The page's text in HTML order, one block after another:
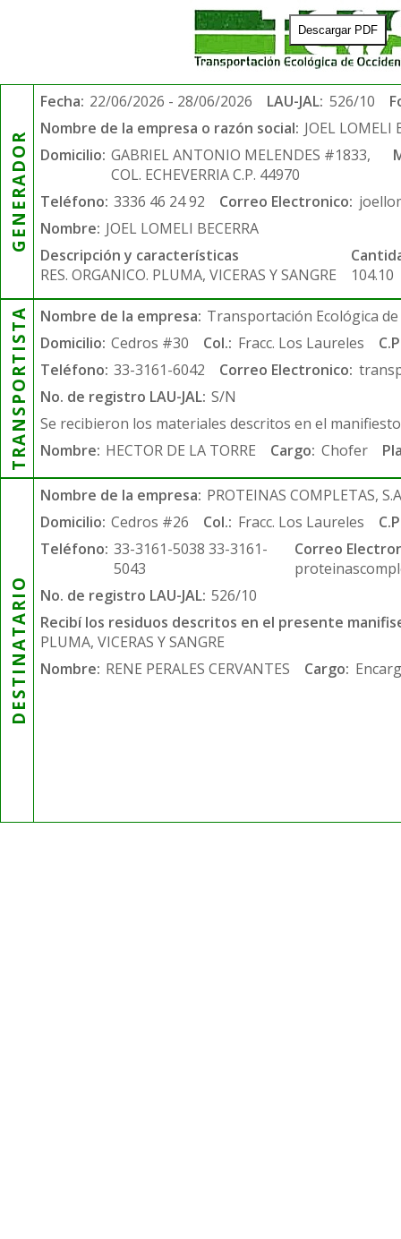
Descargar PDF
GENERADOR
Fecha: 22/06/2026 - 28/06/2026 LAU-JAL: 526/10
Nombre de la empresa o razón social: JOEL LOMELI
Domicilio: GABRIEL ANTONIO MELENDES #1833,
COL. ECHEVERRIA C.P. 44970
Teléfono: 3336 46 24 92 Correo Electronico:
Nombre: JOEL LOMELI BECERRA
Descripción y características
RES. ORGANICO. PLUMA, VICERAS Y SANGRE
104.10
TRANSPORTISTA Nombre de la empresa: Transportación Ecológica de
Domicilio: Cedros #30 Col.: Fracc. Los Laureles
Teléfono: 33-3161-6042 Correo Electronico:
No. de registro LAU-JAL: S/N
Se recibieron los materiales descritos en el
Nombre: HECTOR DE LA TORRE Cargo: Chofer
DESTINATARIO
Nombre de la empresa: PROTEINAS COMPLETAS,
Domicilio: Cedros #26 Col.: Fracc. Los Laureles
Teléfono: 33-3161-5038 33-3161-
5043
Correo
No. de registro LAU-JAL: 526/10
Recibí los residuos descritos en el presente
PLUMA, VICERAS Y SANGRE
Nombre: RENE PERALES CERVANTES Cargo: